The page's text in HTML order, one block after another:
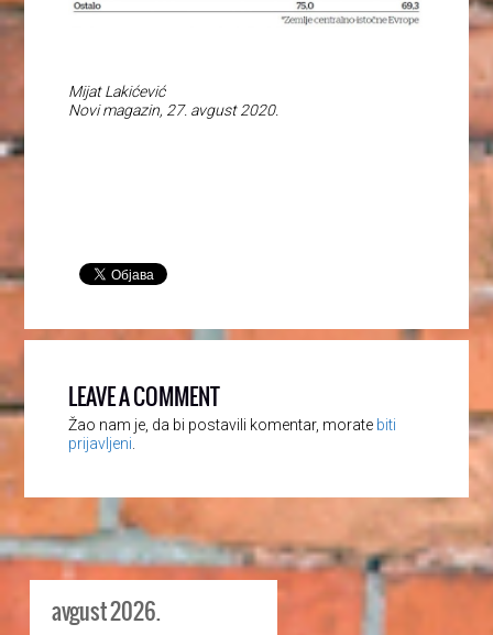
Mijat Lakićević
Novi magazin, 27. avgust 2020.
LEAVE A COMMENT
Žao nam je, da bi postavili komentar, morate biti
prijavljeni.
avgust 2026.